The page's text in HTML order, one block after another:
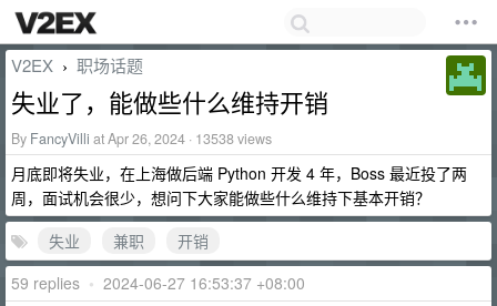
V2EX › 职场话题
失业了，能做些什么维持开销
By FancyVilli at Apr 26, 2024 · 13538 views
月底即将失业，在上海做后端 Python 开发 4 年，Boss 最近投了两
周，面试机会很少，想问下大家能做些什么维持下基本开销？
失业
兼职
开销
59 replies • 2024-06-27 16:53:37 +08:00